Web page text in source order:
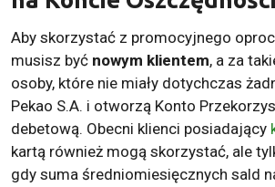
Aby skorzystać z promocyjnego
musisz być nowym klientem, a za
osoby, które nie miały dotychczas
Pekao S.A. i otworzą Konto
debetową. Obecni klienci posiadający
kartą również mogą skorzystać, ale
gdy suma średniomiesięcznych sald